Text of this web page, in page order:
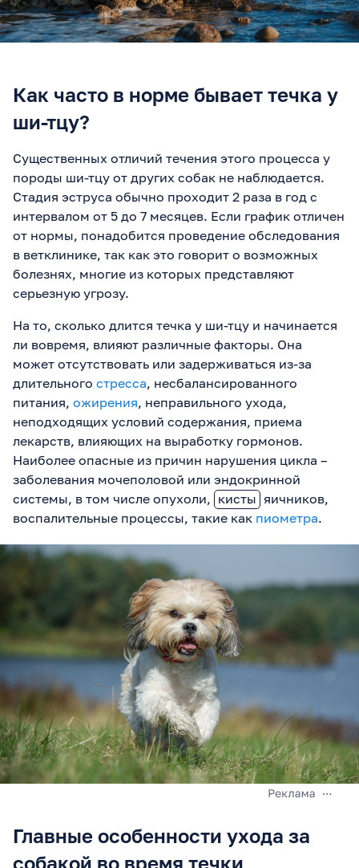
Как часто в норме бывает течка у
ши-тцу?
Существенных отличий течения этого процесса у
породы ши-тцу от других собак не наблюдается.
Стадия эструса обычно проходит 2 раза в год с
интервалом от 5 до 7 месяцев. Если график отличен
от нормы, понадобится проведение обследования
в ветклинике, так как это говорит о возможных
болезнях, многие из которых представляют
серьезную угрозу.
На то, сколько длится течка у ши-тцу и начинается
ли вовремя, влияют различные факторы. Она
может отсутствовать или задерживаться из-за
длительного стресса, несбалансированного
питания, ожирения, неправильного ухода,
неподходящих условий содержания, приема
лекарств, влияющих на выработку гормонов.
Наиболее опасные из причин нарушения цикла –
заболевания мочеполовой или эндокринной
системы, в том числе опухоли, кисты яичников,
воспалительные процессы, такие как пиометра.
Главные особенности ухода за
собакой во время течки